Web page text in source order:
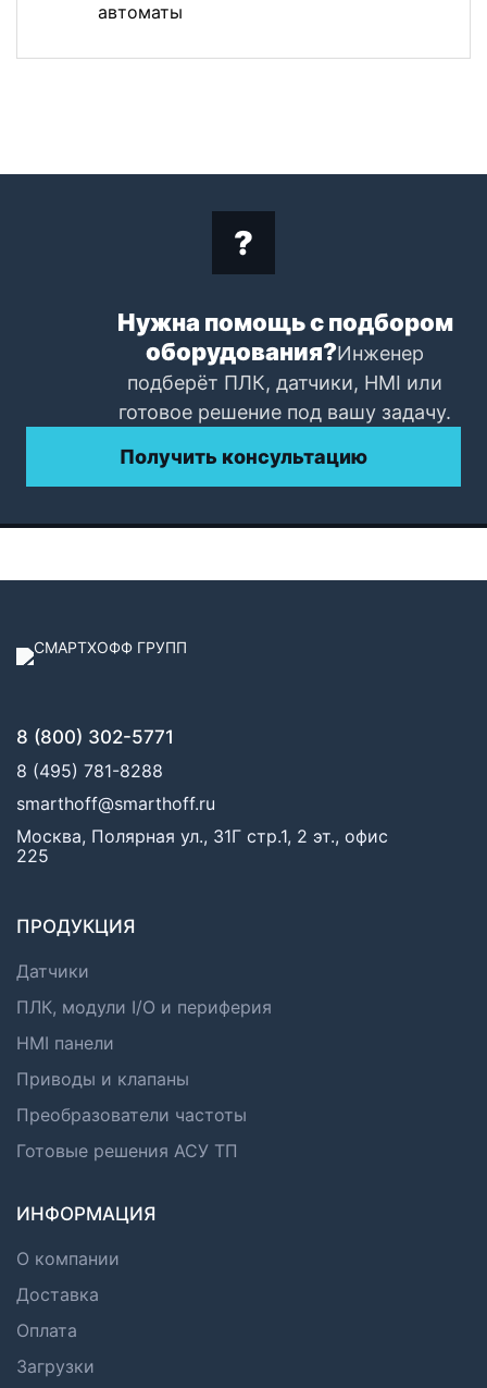
автоматы
Нужна помощь с подбором
оборудования?Инженер
подберёт ПЛК, датчики, HMI или
готовое решение под вашу задачу.
Получить консультацию
8 (800) 302-5771
8 (495) 781-8288
smarthoff@smarthoff.ru
Москва, Полярная ул., 31Г стр.1, 2 эт., офис
225
ПРОДУКЦИЯ
Датчики
ПЛК, модули I/O и периферия
HMI панели
Приводы и клапаны
Преобразователи частоты
Готовые решения АСУ ТП
ИНФОРМАЦИЯ
О компании
Доставка
Оплата
Загрузки